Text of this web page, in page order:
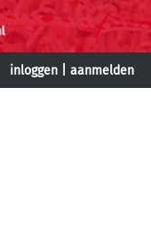
inloggen aanmelden